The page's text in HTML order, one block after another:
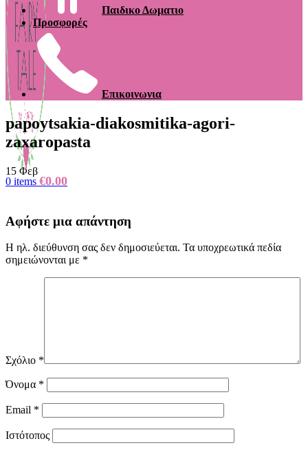
0 items €0.00
Παιδικο Δωματιο
Προσφορές
Επικοινωνια
papoytsakia-diakosmitika-agori-
zaxaropasta
15 Φεβ
Αφήστε μια απάντηση
Η ηλ. διεύθυνση σας δεν δημοσιεύεται. Τα υποχρεωτικά πεδία
σημειώνονται με *
Σχόλιο *
Όνομα *
Email *
Ιστότοπος